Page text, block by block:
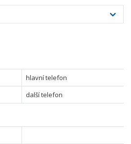
hlavní telefon
další telefon